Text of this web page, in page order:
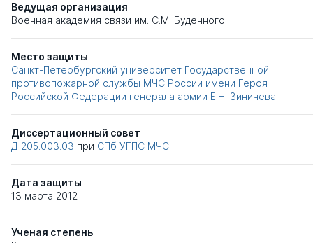
Ведущая организация
Военная академия связи им. С.М. Буденного
Место защиты
Санкт-Петербургский университет Государственной
противопожарной службы МЧС России имени Героя
Российской Федерации генерала армии Е.Н. Зиничева
Диссертационный совет
Д 205.003.03 при СПб УГПС МЧС
Дата защиты
13 марта 2012
Ученая степень